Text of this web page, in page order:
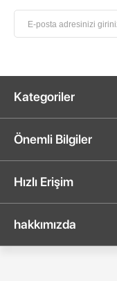
Kategoriler
Önemli Bilgiler
Hızlı Erişim
hakkımızda